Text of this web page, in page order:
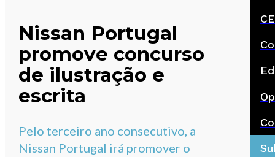
Nissan Portugal
promove concurso
de ilustração e
escrita
Pelo terceiro ano consecutivo, a
Nissan Portugal irá promover o